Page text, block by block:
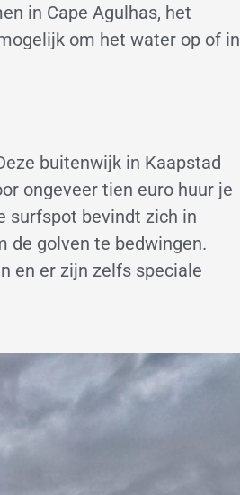
in Cape Agulhas, het
om het water op of in
buitenwijk in Kaapstad
ongeveer tien euro huur je
surfspot bevindt zich in
de golven te bedwingen.
en er zijn zelfs speciale